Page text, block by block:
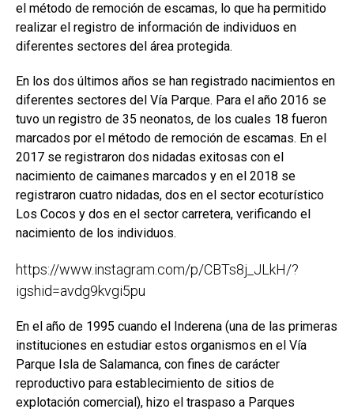
el método de remoción de escamas, lo que ha permitido
realizar el registro de información de individuos en
diferentes sectores del área protegida.
En los dos últimos años se han registrado nacimientos en
diferentes sectores del Vía Parque. Para el año 2016 se
tuvo un registro de 35 neonatos, de los cuales 18 fueron
marcados por el método de remoción de escamas. En el
2017 se registraron dos nidadas exitosas con el
nacimiento de caimanes marcados y en el 2018 se
registraron cuatro nidadas, dos en el sector ecoturístico
Los Cocos y dos en el sector carretera, verificando el
nacimiento de los individuos.
https://www.instagram.com/p/CBTs8j_JLkH/?
igshid=avdg9kvgi5pu
En el año de 1995 cuando el Inderena (una de las primeras
instituciones en estudiar estos organismos en el Vía
Parque Isla de Salamanca, con fines de carácter
reproductivo para establecimiento de sitios de
explotación comercial), hizo el traspaso a Parques